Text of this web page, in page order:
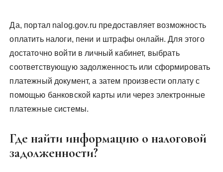
Да, портал nalog.gov.ru предоставляет возможность
оплатить налоги, пени и штрафы онлайн. Для этого
достаточно войти в личный кабинет, выбрать
соответствующую задолженность или сформировать
платежный документ, а затем произвести оплату с
помощью банковской карты или через электронные
платежные системы.
Где найти информацию о налоговой
задолженности?